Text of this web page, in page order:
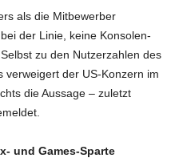
als die Mitbewerber
der Linie, keine Konsolen-
zu den Nutzerzahlen des
verweigert der US-Konzern im
die Aussage – zuletzt
und Games-Sparte